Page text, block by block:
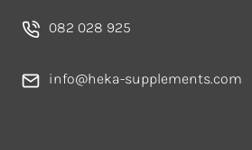
082 028 925
info@heka-supplements.com